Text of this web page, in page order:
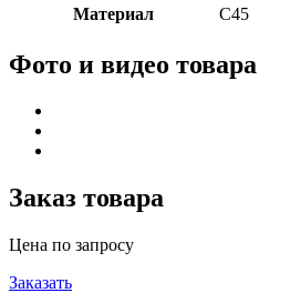
Материал
C45
Фото и видео товара
Заказ товара
Цена по запросу
Заказать